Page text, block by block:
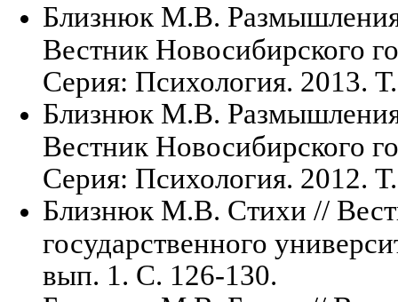
Близнюк М.В.
Вестник Новосибирского
Серия: Психология. 2013.
Близнюк М.В.
Вестник Новосибирского
Серия: Психология. 2012.
Близнюк М.В. Стихи //
государственного
вып. 1. С. 126-130.